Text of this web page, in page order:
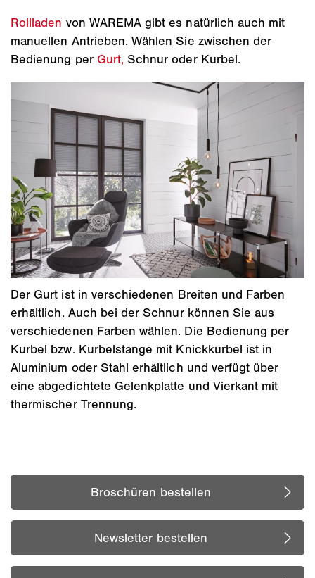
Rollladen von WAREMA gibt es natürlich auch mit
manuellen Antrieben. Wählen Sie zwischen der
Bedienung per Gurt, Schnur oder Kurbel.
Der Gurt ist in verschiedenen Breiten und Farben
erhältlich. Auch bei der Schnur können Sie aus
verschiedenen Farben wählen. Die Bedienung per
Kurbel bzw. Kurbelstange mit Knickkurbel ist in
Aluminium oder Stahl erhältlich und verfügt über
eine abgedichtete Gelenkplatte und Vierkant mit
thermischer Trennung.